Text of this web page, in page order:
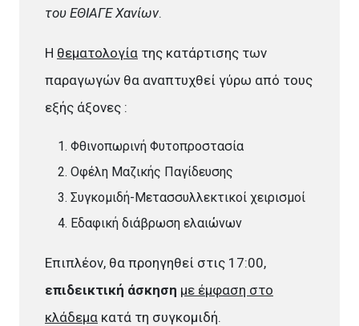
του ΕΘΙΑΓΕ Χανίων.
Η θεματολογία της κατάρτισης των
παραγωγών θα αναπτυχθεί γύρω από τους
εξής άξονες :
Φθινοπωρινή Φυτοπροστασία
Οφέλη Μαζικής Παγίδευσης
Συγκομιδή-Μετασσυλλεκτικοί χειρισμοί
Εδαφική διάβρωση ελαιώνων
Επιπλέον, θα προηγηθεί στις 17:00,
επιδεικτική άσκηση με έμφαση στο
κλάδεμα κατά τη συγκομιδή.